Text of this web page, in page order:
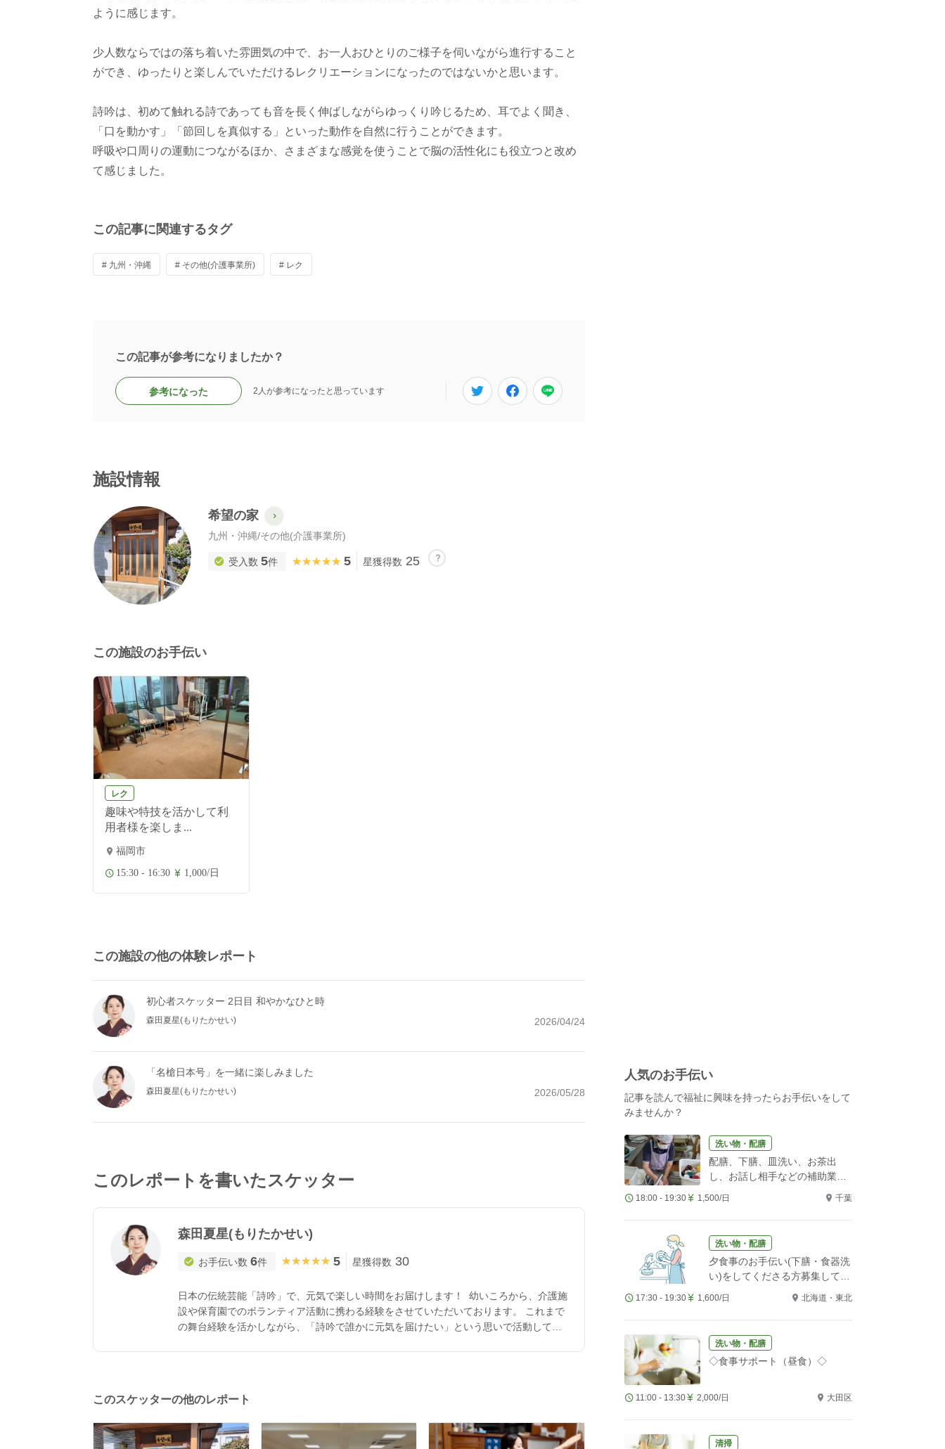
ように感じます。
少人数ならではの落ち着いた雰囲気の中で、お一人おひとりのご様子を伺いながら進行すること
ができ、ゆったりと楽しんでいただけるレクリエーションになったのではないかと思います。
詩吟は、初めて触れる詩であっても音を長く伸ばしながらゆっくり吟じるため、耳でよく聞き、
「口を動かす」「節回しを真似する」といった動作を自然に行うことができます。
呼吸や口周りの運動につながるほか、さまざまな感覚を使うことで脳の活性化にも役立つと改め
て感じました。
この記事に関連するタグ
# 九州・沖縄 # その他(介護事業所) # レク
この記事が参考になりましたか？
参考になった 2人が参考になったと思っています
施設情報
希望の家
九州・沖縄/その他(介護事業所)
受入数 5件 ★★★★★
★★★★★ 5 星獲得数 25
この施設のお手伝い
レク
趣味や特技を活かして利
用者様を楽しま...
福岡市
15:30 - 16:30 1,000/日
この施設の他の体験レポート
初心者スケッター 2日目 和やかなひと時
森田夏星(もりたかせい) 2026/04/24
「名槍日本号」を一緒に楽しみました
森田夏星(もりたかせい) 2026/05/28
このレポートを書いたスケッター
森田夏星(もりたかせい)
お手伝い数 6件 ★★★★★
★★★★★ 5 星獲得数 30
日本の伝統芸能「詩吟」で、元気で楽しい時間をお届けします！ 幼いころから、介護施
設や保育園でのボランティア活動に携わる経験をさせていただいております。 これまで
の舞台経験を活かしながら、「詩吟で誰かに元気を届けたい」という思いで活動してい
ンタメ性も大切にしながら、初めての方でも安心して楽しんでいただける内容を心がけ
一期生 ・薬剤師 ・コロムビア全国吟詠コンクール 決勝大会3位 ・全国吟詠コンクール
このスケッターの他のレポート
人気のお手伝い
記事を読んで福祉に興味を持ったらお手伝いをして
みませんか？
洗い物・配膳
配膳、下膳、皿洗い、お茶出
し、お話し相手などの補助業務
18:00 - 19:30 1,500/日 千葉
洗い物・配膳
夕食事のお手伝い(下膳・食器洗
い)をしてくださる方募集してい
17:30 - 19:30 1,600/日 北海道・東北
洗い物・配膳
◇食事サポート（昼食）◇
11:00 - 13:30 2,000/日 大田区
清掃